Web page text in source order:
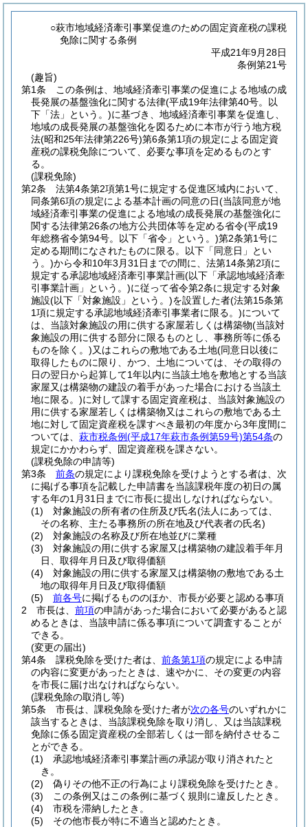
○萩市地域経済牽引事業促進のための固定資産税の課税
免除に関する条例
平成21年9月28日
条例第21号
(趣旨)
第1条
この条例は、地域経済牽引事業の促進による地域の成
長発展の基盤強化に関する法律(平成19年法律第40号。以
下「法」という。)に基づき、地域経済牽引事業を促進し、
地域の成長発展の基盤強化を図るために本市が行う地方税
法(昭和25年法律第226号)第6条第1項の規定による固定資
産税の課税免除について、必要な事項を定めるものとす
る。
(課税免除)
第2条
法第4条第2項第1号に規定する促進区域内において、
同条第6項の規定による基本計画の同意の日(当該同意が地
域経済牽引事業の促進による地域の成長発展の基盤強化に
関する法律第26条の地方公共団体等を定める省令(平成19
年総務省令第94号。以下「省令」という。)第2条第1号に
定める期間になされたものに限る。以下「同意日」とい
う。)から令和10年3月31日までの間に、法第14条第2項に
規定する承認地域経済牽引事業計画(以下「承認地域経済牽
引事業計画」という。)に従って省令第2条に規定する対象
施設(以下「対象施設」という。)を設置した者(法第15条第
1項に規定する承認地域経済牽引事業者に限る。)について
は、当該対象施設の用に供する家屋若しくは構築物(当該対
象施設の用に供する部分に限るものとし、事務所等に係る
ものを除く。)又はこれらの敷地である土地(同意日以後に
取得したものに限り、かつ、土地については、その取得の
日の翌日から起算して1年以内に当該土地を敷地とする当該
家屋又は構築物の建設の着手があった場合における当該土
地に限る。)に対して課する固定資産税は、当該対象施設の
用に供する家屋若しくは構築物又はこれらの敷地である土
地に対して固定資産税を課すべき最初の年度から3年度間に
ついては、 萩市税条例(平成17年萩市条例第59号)第54条の
規定にかかわらず、固定資産税を課さない。
(課税免除の申請等)
第3条
前条の規定により課税免除を受けようとする者は、次
に掲げる事項を記載した申請書を当該課税年度の初日の属
する年の1月31日までに市長に提出しなければならない。
(1)
対象施設の所有者の住所及び氏名(法人にあっては、
その名称、主たる事務所の所在地及び代表者の氏名)
(2)
対象施設の名称及び所在地並びに業種
(3)
対象施設の用に供する家屋又は構築物の建設着手年月
日、取得年月日及び取得価額
(4)
対象施設の用に供する家屋又は構築物の敷地である土
地の取得年月日及び取得価額
(5)
前各号に掲げるもののほか、市長が必要と認める事項
2
市長は、 前項の申請があった場合において必要があると認
めるときは、当該申請に係る事項について調査することが
できる。
(変更の届出)
第4条
課税免除を受けた者は、 前条第1項の規定による申請
の内容に変更があったときは、速やかに、その変更の内容
を市長に届け出なければならない。
(課税免除の取消し等)
第5条
市長は、課税免除を受けた者が次の各号のいずれかに
該当するときは、当該課税免除を取り消し、又は当該課税
免除に係る固定資産税の全部若しくは一部を納付させるこ
とができる。
(1)
承認地域経済牽引事業計画の承認が取り消されたと
き。
(2)
偽りその他不正の行為により課税免除を受けたとき。
(3)
この条例又はこの条例に基づく規則に違反したとき。
(4)
市税を滞納したとき。
(5)
その他市長が特に不適当と認めたとき。